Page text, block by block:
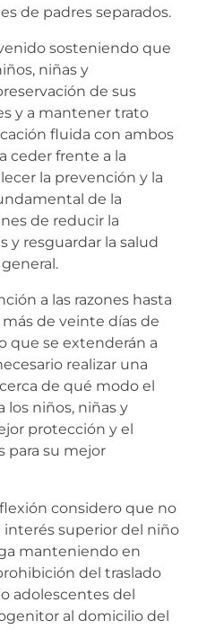
de padres separados.
sosteniendo que
niñas y
de sus
y a mantener trato
fluida con ambos
ceder frente a la
la prevención y la
de la
de reducir la
y resguardar la salud
a las razones hasta
más de veinte días de
que se extenderán a
realizar una
de qué modo el
los niños, niñas y
protección y el
para su mejor
considero que no
superior del niño
manteniendo en
del traslado
adolescentes del
al domicilio del